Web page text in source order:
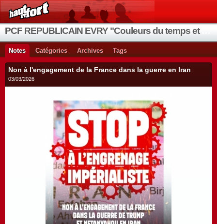
Notes Catégories Archives Tags
Non à l'engagement de la France dans la guerre en Iran
03/03/2026